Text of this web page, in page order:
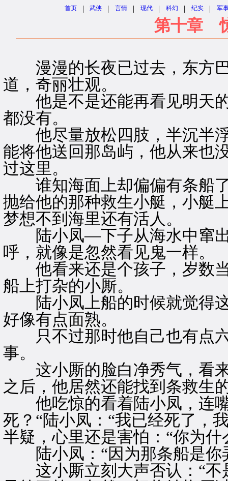
首页 | 武侠 | 言情 | 现代 | 科幻 | 纪实 | 军
第十章
漫漫的长夜已过去，东方
道，奇丽壮观。
他是不是还能再看见明天的
都没有。
他尽量放松四肢，半沉半浮
能将他送回那岛屿，他从来也
过这里。
谁知海面上却偏偏有条船了
抛给他的那种救生小艇，小艇
梦想不到海里还有活人。
陆小凤—下子从海水中窜出
呼，就像是忽然看见鬼一样。
他看来还是个孩子，岁数当
船上打杂的小厮。
陆小凤上船的时候就觉得这
好像有点面熟。
只不过那时他自己也有点六
事。
这小厮的脸白净秀气，看来
之后，他居然还能找到条救生
他吃惊的看着陆小凤，连
死？“陆小凤：“我已经死了，
半疑，心里还是害怕：“你为什
陆小凤：“因为那条船是你
这小厮立刻大声否认：“不